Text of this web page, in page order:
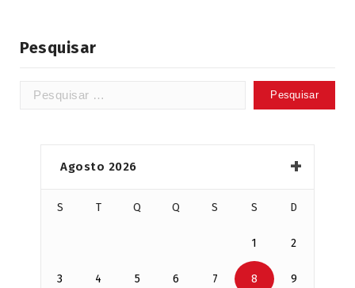
Pesquisar
Pesquisar
Agosto 2026
S T Q Q S S D
1 2
3 4 5 6 7 8 9